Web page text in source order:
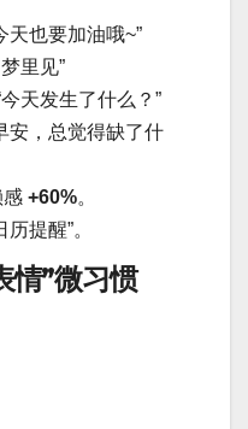
天也要加油哦~”
里见”
今天发生了什么？”
安，总觉得缺了什
感 +60%。
提醒”。
情”微习惯